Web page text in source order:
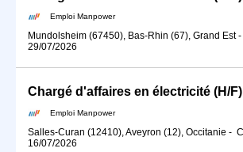
Emploi Manpower
Mundolsheim (67450), Bas-Rhin (67), Grand Est-
29/07/2026
Chargé d'affaires en électricité (H/F)
Emploi Manpower
Salles-Curan (12410), Aveyron (12), Occitanie -
16/07/2026